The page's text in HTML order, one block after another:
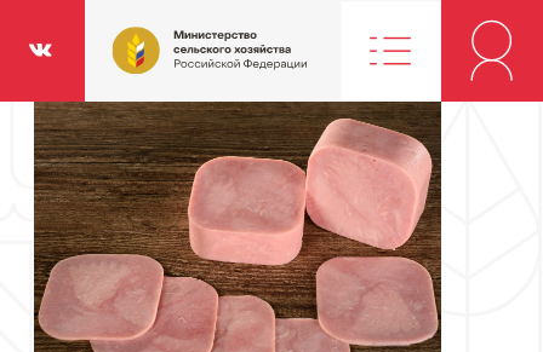
Министерство
сельского
хозяйства
Федерации
Вконтакте